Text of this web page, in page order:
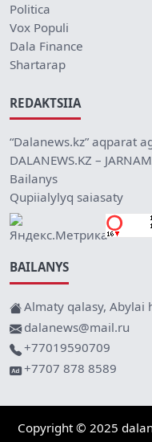
Politica
Vox Populi
Dala Finance
Shartarap
REDAKTSIIA
“Dalanews.kz” aqparat
DALANEWS.KZ –
Bailanys
Qupiialylyq saiasaty
BAILANYS
Almaty qalasy, Abylai
dalanews@mail.ru
+77019590709
+7707 878 8589
Copyright © 2025